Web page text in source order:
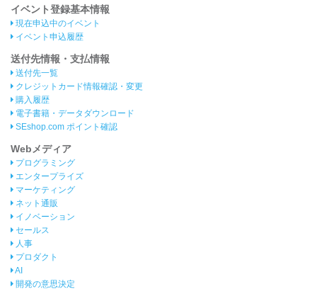
イベント登録基本情報
現在申込中のイベント
イベント申込履歴
送付先情報・支払情報
送付先一覧
クレジットカード情報確認・変更
購入履歴
電子書籍・データダウンロード
SEshop.com ポイント確認
Webメディア
プログラミング
エンタープライズ
マーケティング
ネット通販
イノベーション
セールス
人事
プロダクト
AI
開発の意思決定